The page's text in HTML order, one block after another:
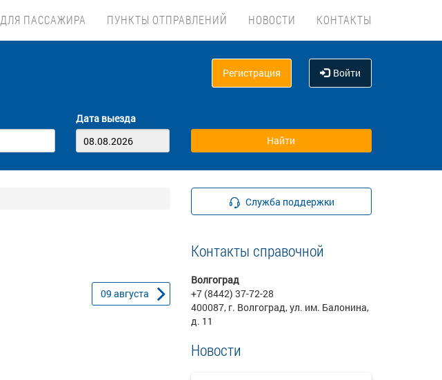
ДЛЯ ПАССАЖИРА ПУНКТЫ ОТПРАВЛЕНИЙ НОВОСТИ КОНТАКТЫ
Регистрация Войти
Дата выезда
09 августа
Служба поддержки
Контакты справочной
Волгоград
+7 (8442) 37-72-28
400087, г. Волгоград, ул. им. Балонина,
д. 11
Новости